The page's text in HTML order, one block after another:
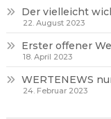
Der vielleicht
22. August 2023
Erster offener
18. April 2023
WERTENEWS
24. Februar 2023